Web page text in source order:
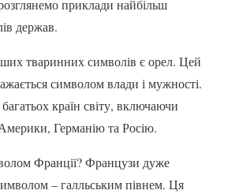
приклади найбільш
держав.
тваринних символів є орел. Цей
символом влади і мужності.
країн світу, включаючи
Германію та Росію.
Франції? Французи дуже
– галльським півнем. Ця